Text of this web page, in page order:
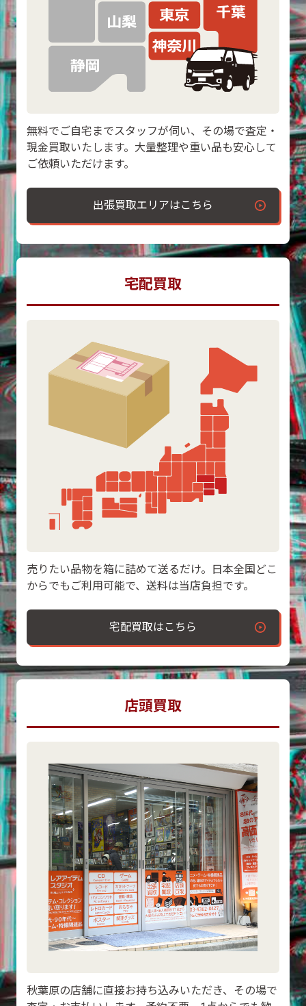
無料でご自宅までスタッフが伺い、その場で査定・
現金買取いたします。大量整理や重い品も安心して
ご依頼いただけます。
出張買取エリアはこちら
宅配買取
売りたい品物を箱に詰めて送るだけ。日本全国どこ
からでもご利用可能で、送料は当店負担です。
宅配買取はこちら
店頭買取
秋葉原の店舗に直接お持ち込みいただき、その場で